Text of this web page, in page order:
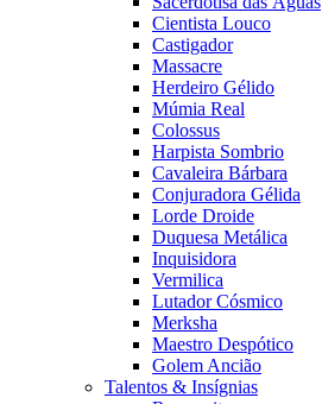
Cientista Louco
Castigador
Massacre
Herdeiro Gélido
Múmia Real
Colossus
Harpista Sombrio
Cavaleira Bárbara
Conjuradora Gélida
Lorde Droide
Duquesa Metálica
Inquisidora
Vermilica
Lutador Cósmico
Merksha
Maestro Despótico
Golem Ancião
Talentos & Insígnias